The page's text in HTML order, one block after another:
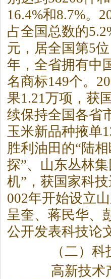
16.4%和8.7%。
占全国总数的
元，居全国第5
年，全省拥有中
名商标149个。
果1.21万项，获
续保持全国各省
玉米新品种掖单
胜利油田的“陆
探”、山东丛林
机”，获国家科
002年开始设立
呈奎、蒋民华、
公开发表科技论
（二）科技
高新技术产